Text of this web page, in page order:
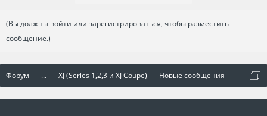
(Вы должны войти или зарегистрироваться, чтобы разместить
сообщение.)
Форум ... XJ (Series 1,2,3 и XJ Coupe) Новые сообщения